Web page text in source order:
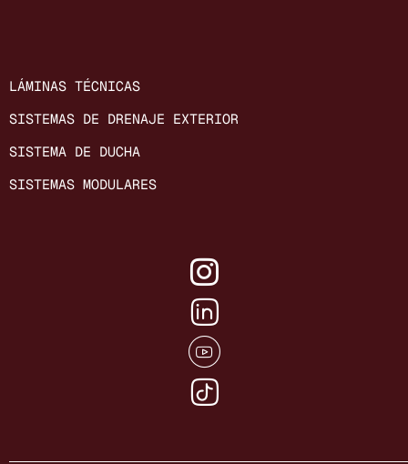
LÁMINAS TÉCNICAS
SISTEMAS DE DRENAJE EXTERIOR
SISTEMA DE DUCHA
SISTEMAS MODULARES